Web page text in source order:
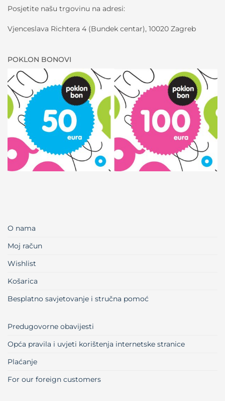
Posjetite našu trgovinu na adresi:
Vjenceslava Richtera 4 (Bundek centar), 10020 Zagreb
POKLON BONOVI
O nama
Moj račun
Wishlist
Košarica
Besplatno savjetovanje i stručna pomoć
Predugovorne obavijesti
Opća pravila i uvjeti korištenja internetske stranice
Plaćanje
For our foreign customers